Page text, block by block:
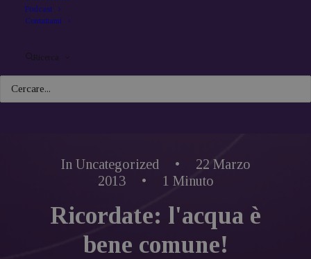
Podcast
Contattami
Ricerca
In Uncategorized •
22 Marzo
2013
• 1 Minuto
Ricordate: l'acqua è
bene comune!